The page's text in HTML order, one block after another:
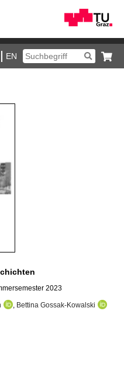
EN
2023
Bet­ti­na Gossak-Ko­wal­ski